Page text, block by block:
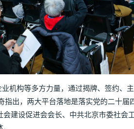
构等多方力量，通过揭牌、签约、
出，两大平台落地是落实党的二十
建设促进会会长、中共北京市委社会